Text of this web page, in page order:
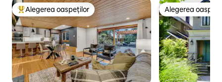
Locuință din topul categoriei Alegerea oaspeților
Alegerea oaspeților Alegerea
Alegerea